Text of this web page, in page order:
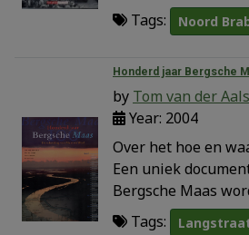
Tags:
Noord
Honderd jaar Bergsche
by Tom van der
Year: 2004
Over het hoe en
Een uniek
Bergsche Maas
Tags: